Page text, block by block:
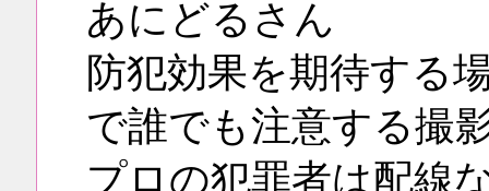
あにどるさん
防犯効果を期待する
で誰でも注意する撮
プロの犯罪者は配線